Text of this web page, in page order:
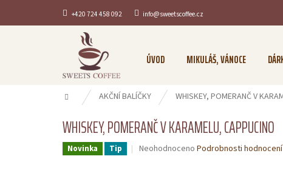
obsah
+420 724 458 092 info@sweetscoffee.cz
ÚVOD MIKULÁŠ, VÁNOCE
Domů AKČNÍ BALÍČKY WHISKEY, POMERANČ V
WHISKEY, POMERANČ V KARAMELU, CAPPUCINO
Novinka Tip
Průměrné
Neohodnoceno Podrobnosti hodnocení